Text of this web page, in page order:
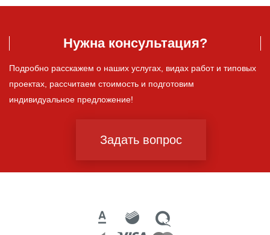
Нужна консультация?
Подробно расскажем о наших услугах, видах работ и типовых
проектах, рассчитаем стоимость и подготовим
индивидуальное предложение!
Задать вопрос